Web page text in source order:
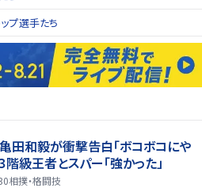
プ選手たち
亀田和毅が衝撃告白「ボコボコにや
階級王者とスパー「強かった」
相撲・格闘技